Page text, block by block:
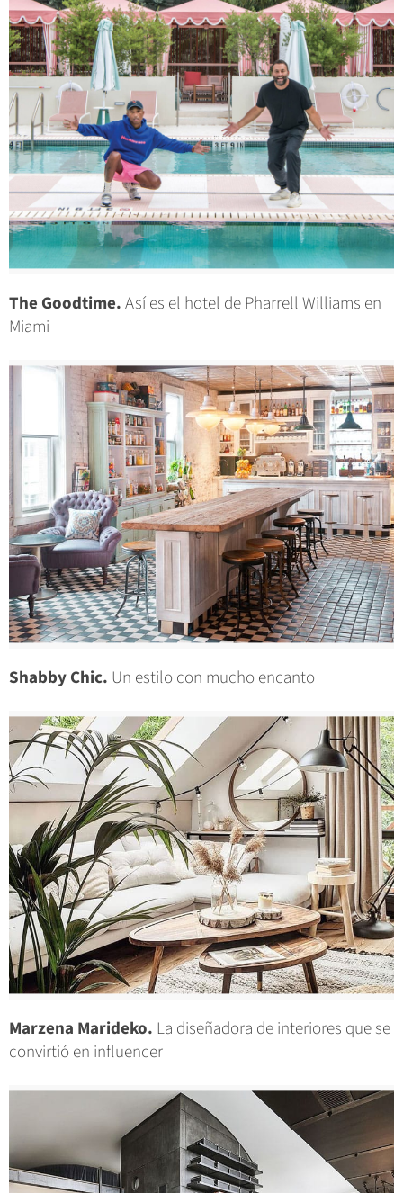
The Goodtime.Así es el hotel de Pharrell Williams en
Miami
Shabby Chic. Un estilo con mucho encanto
Marzena Marideko. La diseñadora de interiores que se
convirtió en influencer